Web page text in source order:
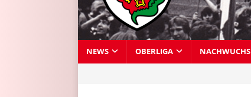
NEWS OBERLIGA NACHWUCHS